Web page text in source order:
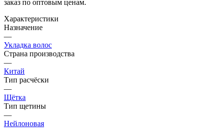
заказ по оптовым ценам.
Характеристики
Назначение
—
Укладка волос
Страна производства
—
Китай
Тип расчёски
—
Щётка
Тип щетины
—
Нейлоновая